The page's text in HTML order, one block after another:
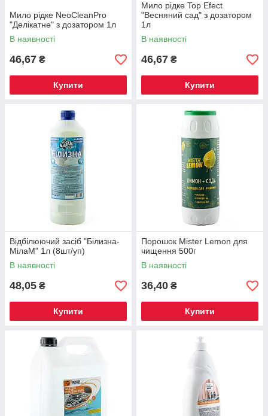
Мило рідке NeoCleanPro
"Делікатне" з дозатором 1л
В наявності
46,67 ₴
Купити
Мило рідке Top Efect
"Весняний сад" з дозатором
1л
В наявності
46,67 ₴
Купити
Відбілюючий засіб "Білизна-
МілаМ" 1л (8шт/уп)
В наявності
48,05 ₴
Купити
Порошок Mister Lemon для
чищення 500г
В наявності
36,40 ₴
Купити